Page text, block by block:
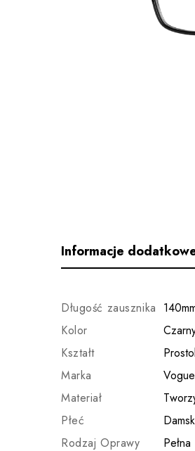
Informacje
Długość zausznika
Kolor
Kształt
Marka
Vogue
Materiał
Płeć
Rodzaj Oprawy
Pełna